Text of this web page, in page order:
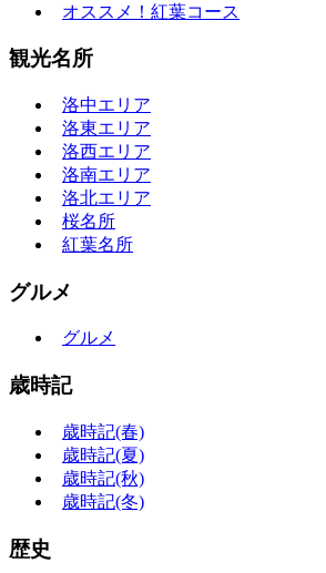
オススメ！紅葉コース
観光名所
洛中エリア
洛東エリア
洛西エリア
洛南エリア
洛北エリア
桜名所
紅葉名所
グルメ
グルメ
歳時記
歳時記(春)
歳時記(夏)
歳時記(秋)
歳時記(冬)
歴史